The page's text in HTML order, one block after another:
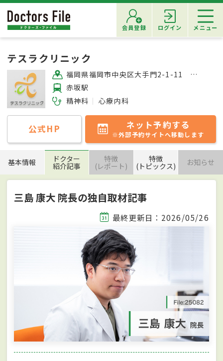
会員登録 ログイン メニュー
テスラクリニック
福岡県福岡市中央区大手門2-1-11 NX福岡大手門テラス4F
赤坂駅
精神科
心療内科
公式HP ネット予約する
※外部予約サイトへ移動します
基本情報 ドクター
紹介記事
特徴
(レポート)
特徴
(トピックス) お知らせ
三島 康大 院長の独自取材記事
最終更新日：2026/05/26